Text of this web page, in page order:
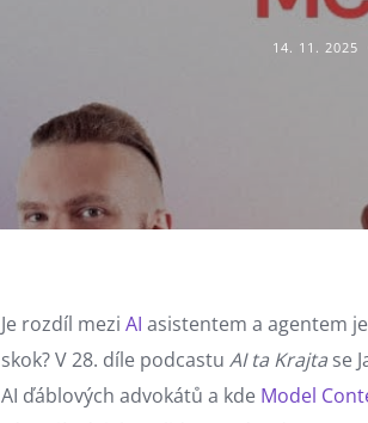
14. 11. 2025
Je rozdíl meziAI asistentem a agentem
skok? V 28. díle podcastuAI ta Krajta se
AI ďáblových advokátů a kde Model